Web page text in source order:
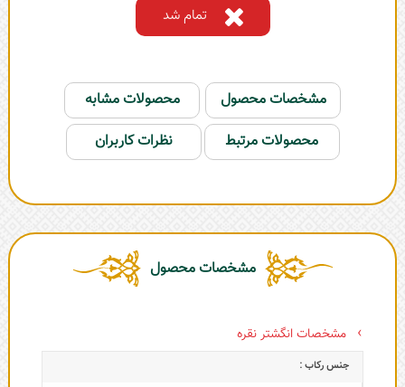
تمام شد
مشخصات محصول
محصولات مشابه
محصولات مرتبط
نظرات کاربران
مشخصات محصول
مشخصات انگشتر نقره
جنس رکاب :